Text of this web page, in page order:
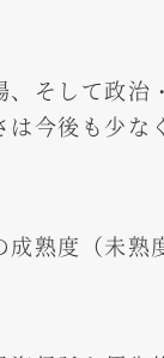
そして政治
今後も少な
熟度（未熟